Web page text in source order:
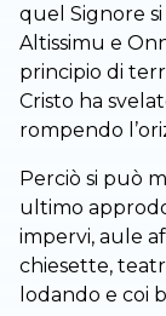
quel Signore si
Altissimu e
principio di
Cristo ha
rompendo
Perciò si può
ultimo
impervi, aule
chiesette,
lodando e coi